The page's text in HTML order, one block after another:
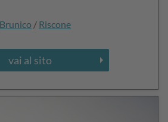
Brunico / Riscone
vai al sito